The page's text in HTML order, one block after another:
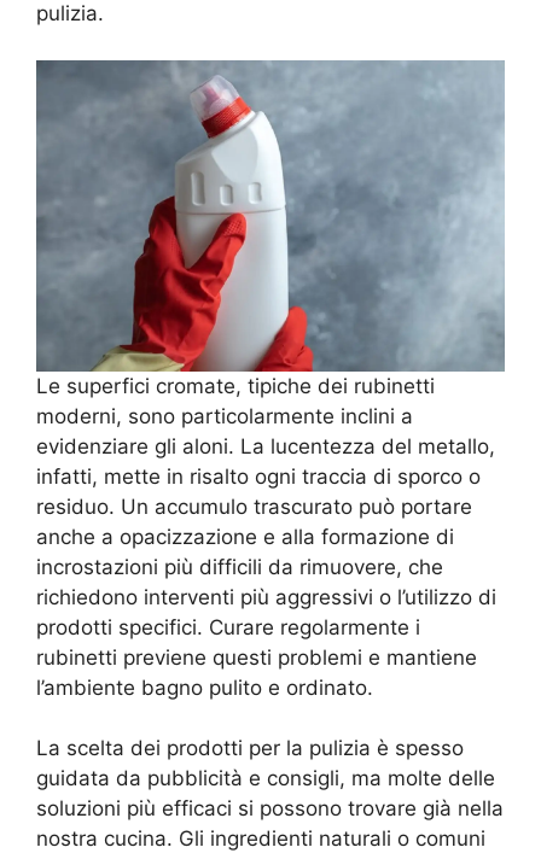
pulizia.
Le superfici cromate, tipiche dei rubinetti
moderni, sono particolarmente inclini a
evidenziare gli aloni. La lucentezza del metallo,
infatti, mette in risalto ogni traccia di sporco o
residuo. Un accumulo trascurato può portare
anche a opacizzazione e alla formazione di
incrostazioni più difficili da rimuovere, che
richiedono interventi più aggressivi o l’utilizzo di
prodotti specifici. Curare regolarmente i
rubinetti previene questi problemi e mantiene
l’ambiente bagno pulito e ordinato.
La scelta dei prodotti per la pulizia è spesso
guidata da pubblicità e consigli, ma molte delle
soluzioni più efficaci si possono trovare già nella
nostra cucina. Gli ingredienti naturali o comuni